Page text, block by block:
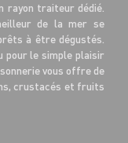
rayon traiteur dédié.
de la mer se
à être dégustés.
pour le simple plaisir
vous offre de
crustacés et fruits